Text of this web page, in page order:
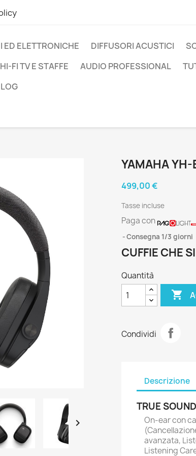
ED ELETTRONICHE DIFFUSORI ACUSTICI
FI TV E STAFFE
AUDIO PROFESSIONAL

YAMAHA
499,00 €
Tasse incluse
Paga con
Consegna 1/3 giorni
CUFFIE CHE
Quantità

Condividi
Descrizione
TRUE SOUND
On-ear con
avanzata,
Listening